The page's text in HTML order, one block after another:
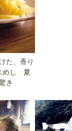
た、香り
めし 夏
き